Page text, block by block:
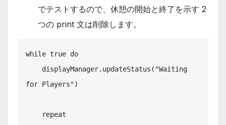
でテストするので、休憩の開始と終了を示す 2
つの print 文は削除します。
while true do
for Players")